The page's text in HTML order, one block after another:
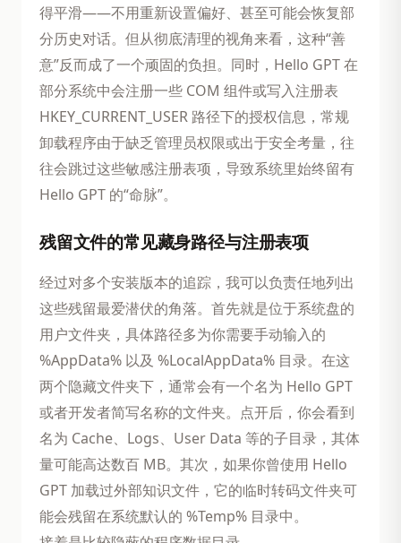
得平滑——不用重新设置偏好、甚至可能会恢复部
分历史对话。但从彻底清理的视角来看，这种“善
意”反而成了一个顽固的负担。同时，Hello GPT 在
部分系统中会注册一些 COM 组件或写入注册表
HKEY_CURRENT_USER 路径下的授权信息，常规
卸载程序由于缺乏管理员权限或出于安全考量，往
往会跳过这些敏感注册表项，导致系统里始终留有
Hello GPT 的“命脉”。
残留文件的常见藏身路径与注册表项
经过对多个安装版本的追踪，我可以负责任地列出
这些残留最爱潜伏的角落。首先就是位于系统盘的
用户文件夹，具体路径多为你需要手动输入的
%AppData% 以及 %LocalAppData% 目录。在这
两个隐藏文件夹下，通常会有一个名为 Hello GPT
或者开发者简写名称的文件夹。点开后，你会看到
名为 Cache、Logs、User Data 等的子目录，其体
量可能高达数百 MB。其次，如果你曾使用 Hello
GPT 加载过外部知识文件，它的临时转码文件夹可
能会残留在系统默认的 %Temp% 目录中。